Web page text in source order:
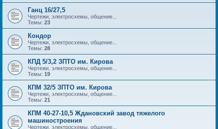
Ганц 16/27,5
Чертежи, электросхемы, общение...
Темы: 23
Кондор
Чертежи, электросхемы, общение...
Темы: 28
КПД 5/3,2 ЗПТО им. Кирова
Чертежи, электросхемы, общение...
Темы: 19
КПМ 32/5 ЗПТО им. Кирова
Чертежи, электросхемы, общение...
Темы: 21
КПМ 40-27-10,5 Ждановский завод тяжелого
машиностроения
Чертежи, электросхемы, общение...